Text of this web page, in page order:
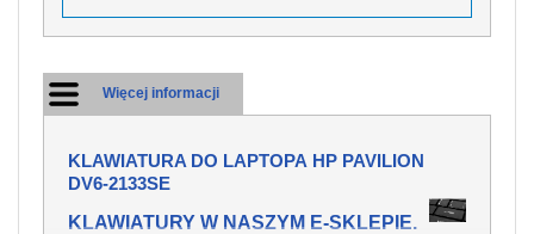
Więcej informacji
KLAWIATURA DO LAPTOPA HP PAVILION
DV6-2133SE
KLAWIATURY W NASZYM E-SKLEPIE.